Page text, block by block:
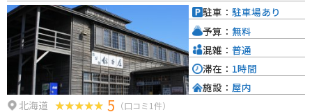
園風景が広がっており、特に夏場は緑一面の稲穂が楽しめます。また、道の
駅から少し足を伸ばせば、ひまわり畑やラベンダー畑など、季節の花々を楽
しむこともできます。
北海道 5 （口コミ1件）
駐車： 駐車場あり
予算： 無料
混雑： 普通
滞在： 1時間
施設： 屋内